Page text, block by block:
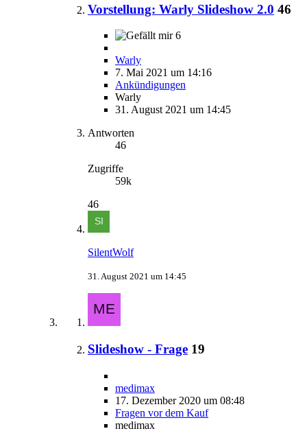
Vorstellung: Warly Slideshow 2.0 46
6
Warly
7. Mai 2021 um 14:16
Ankündigungen
Warly
31. August 2021 um 14:45
Antworten
46
Zugriffe
59k
46
SilentWolf
31. August 2021 um 14:45
Slideshow - Frage 19
medimax
17. Dezember 2020 um 08:48
Fragen vor dem Kauf
medimax